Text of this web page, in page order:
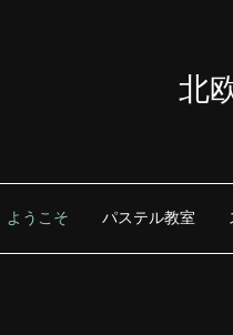
北
ようこそ パステル教室